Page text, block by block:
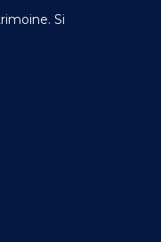
Si